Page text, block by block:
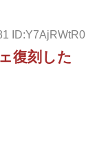
ID:Y7AjRWtR0
復刻した